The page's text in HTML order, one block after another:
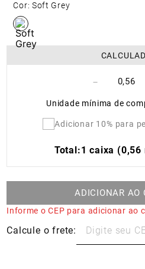
Cor: Soft Grey
－
Unidade mínima de
Adicionar 10% para
Total:1 caixa (0,56
ADICIONAR AO
Informe o CEP para adicionar ao